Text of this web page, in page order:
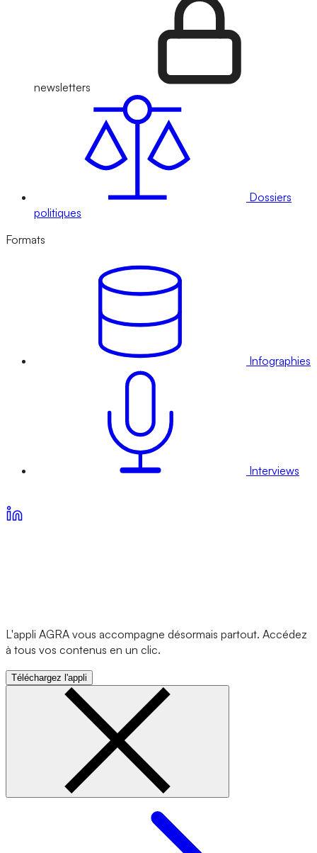
newsletters
Dossiers
politiques
Formats
Infographies
Interviews
L'appli AGRA vous accompagne désormais partout. Accédez
à tous vos contenus en un clic.
Téléchargez l'appli